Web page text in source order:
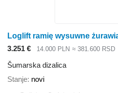
Loglift ramię wysuwne
3.251 €
14.000 PLN ≈ 381.600 RSD
Šumarska dizalica
Stanje novi